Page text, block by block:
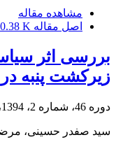
مشاهده مقاله
اصل مقاله K
بررسی اثر
زیرکشت پنبه
دوره 46، شماره 2، 1394، صفحه
سید صفدر حسینی،